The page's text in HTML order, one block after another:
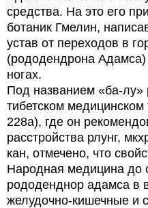
средства. На это его
ботаник Гмелин,
устав от переходов в
(рододендрона Адамса)
ногах.
Под названием «ба-
тибетском
228а), где он
расстройства рлунг,
кан, отмечено, что
Народная медицина до
рододенднор адамса в
желудочно-кишечные и